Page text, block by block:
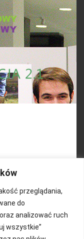
przeglądania,
do
analizować ruch
wszystkie”